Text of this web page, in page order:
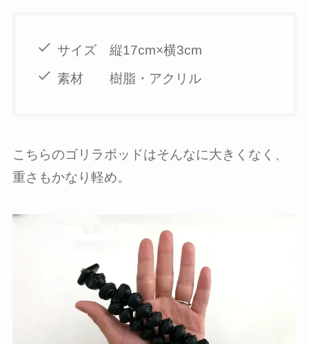
サイズ 縦17cm×横3cm
素材 樹脂・アクリル
こちらのゴリラポッドはそんなに大きくなく、
重さもかなり軽め。